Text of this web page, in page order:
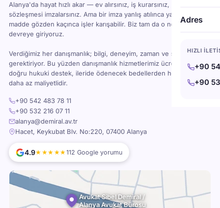
Adres
HIZLI
+90
+90
Alanya'da hayat hızlı akar — ev alırsınız, iş kurarsınız, kira
sözleşmesi imzalarsınız. Ama bir imza yanlış atılınca ya da bir
madde gözden kaçınca işler karışabilir. Biz tam da o noktada
devreye giriyoruz.
Verdiğimiz her danışmanlık; bilgi, deneyim, zaman ve sorumluluk
gerektiriyor. Bu yüzden danışmanlık hizmetlerimiz ücretlidir — ama
doğru hukuki destek, ileride ödenecek bedellerden her zaman
daha az maliyetlidir.
+90 542 483 78 11
+90 532 216 07 11
alanya@demiral.av.tr
Hacet, Keykubat Blv. No:220, 07400 Alanya
4.9★★★★★112 Google yorumu
Avukat Sibel Demiral /
Alanya Avukat Bürosu